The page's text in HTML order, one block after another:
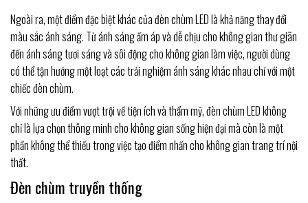
Ngoài ra, một điểm đặc biệt khác của đèn chùm LED là khả năng thay đổi
màu sắc ánh sáng. Từ ánh sáng ấm áp và dễ chịu cho không gian thư giãn
đến ánh sáng tươi sáng và sôi động cho không gian làm việc, người dùng
có thể tận hưởng một loạt các trải nghiệm ánh sáng khác nhau chỉ với một
chiếc đèn chùm.
Với những ưu điểm vượt trội về tiện ích và thẩm mỹ, đèn chùm LED không
chỉ là lựa chọn thông minh cho không gian sống hiện đại mà còn là một
phần không thể thiếu trong việc tạo điểm nhấn cho không gian trang trí nội
thất.
Đèn chùm truyền thống